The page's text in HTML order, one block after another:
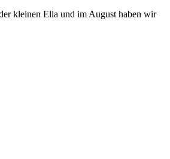
kleinen Ella und im August haben wir